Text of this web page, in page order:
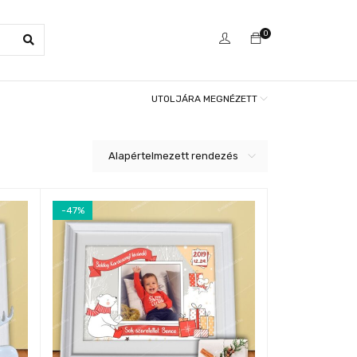
0
UTOLJÁRA MEGNÉZETT
Alapértelmezett rendezés
-47%